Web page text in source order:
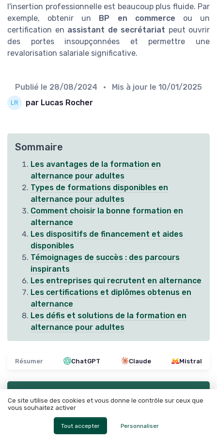
l'insertion professionnelle est beaucoup plus fluide. Par
exemple, obtenir un BP en commerce ou un
certification en assistant de secrétariat peut ouvrir
des portes insoupçonnées et permettre une
revalorisation salariale significative.
Publié le 28/08/2024 • Mis à jour le 10/01/2025
par Lucas Rocher
Sommaire
Les avantages de la formation en
alternance pour adultes
Types de formations disponibles en
alternance pour adultes
Comment choisir la bonne formation en
alternance
Les dispositifs de financement et aides
disponibles
Témoignages de succès : des parcours
inspirants
Les entreprises qui recrutent en alternance
Les certifications et diplômes obtenus en
alternance
Les défis et solutions de la formation en
alternance pour adultes
Résumer ChatGPT Claude Mistral
Recevez les dernières actualités deIn energy
Ce site utilise des cookies et vous donne le contrôle sur ceux que
vous souhaitez activer
Tout accepter Personnaliser